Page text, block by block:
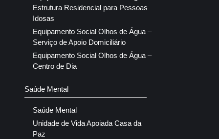
Estrutura Residencial para Pessoas
Idosas
Equipamento Social Olhos de Água –
Serviço de Apoio Domiciliário
Equipamento Social Olhos de Água –
Centro de Dia
Saúde Mental
Saúde Mental
Unidade de Vida Apoiada Casa da
Paz